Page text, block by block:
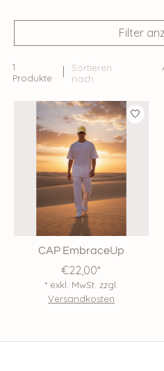
Filter
1
Produkte
Sortieren
nach
CAP EmbraceUp
€22,00*
* exkl. MwSt. zzgl.
Versandkosten